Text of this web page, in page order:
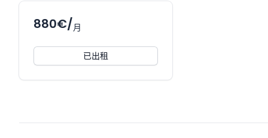
880€/月
已出租